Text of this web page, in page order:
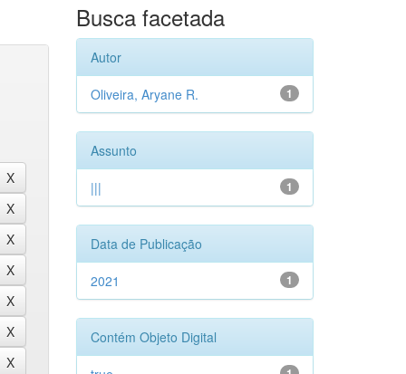
Busca facetada
Autor
1
Oliveira, Aryane R.
Assunto
1
|||
Data de Publicação
1
2021
Contém Objeto Digital